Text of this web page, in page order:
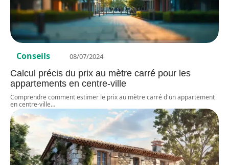
Conseils 08/07/2024
Calcul précis du prix au mètre carré pour les
appartements en centre-ville
Comprendre comment estimer le prix au mètre carré d'un appartement
en centre-ville…